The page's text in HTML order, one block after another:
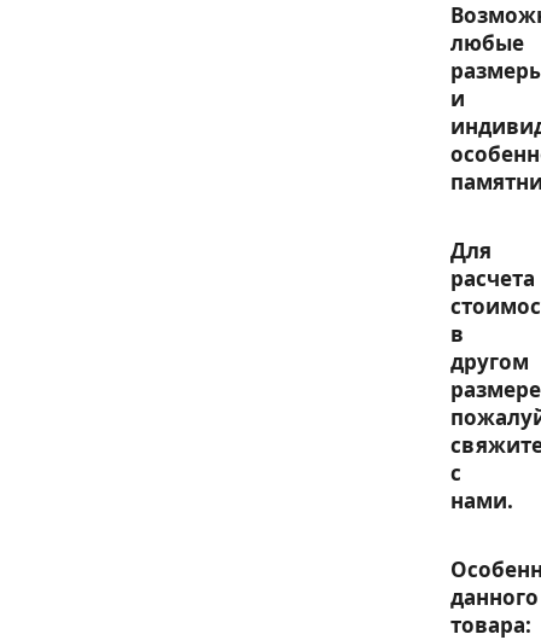
любые
и
Для
расчета
в
другом
с
нами.
данного
товара: